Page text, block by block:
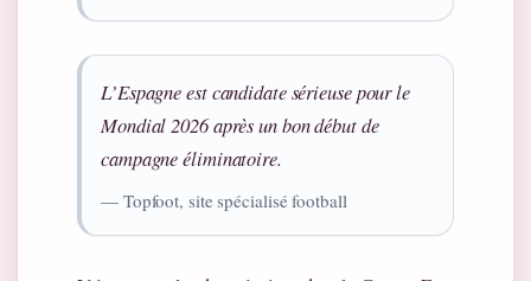
L’Espagne est candidate sérieuse pour le
Mondial 2026 après un bon début de
campagne éliminatoire.
— Topfoot, site spécialisé football